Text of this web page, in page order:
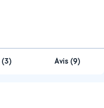
(3) Avis (9)